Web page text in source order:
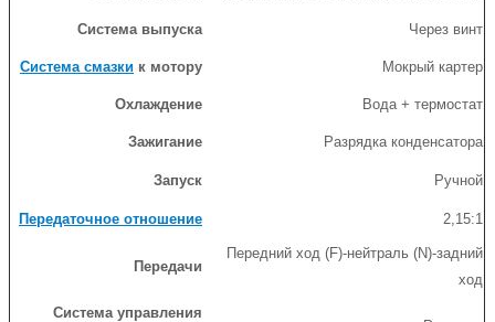
Система выпуска Через винт
Система смазки к мотору Мокрый картер
Охлаждение Вода + термостат
Зажигание Разрядка конденсатора
Запуск Ручной
Передаточное отношение 2,15:1
Передачи
Передний ход (F)-нейтраль (N)-задний
ход
Система управления